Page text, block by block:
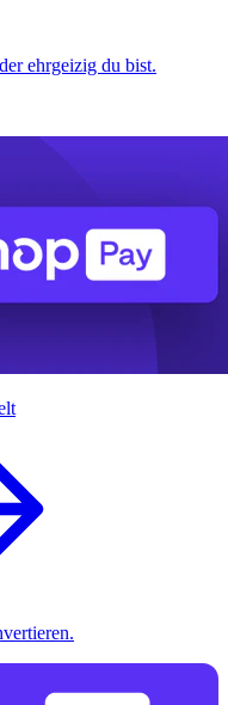
ehrgeizig du bist.